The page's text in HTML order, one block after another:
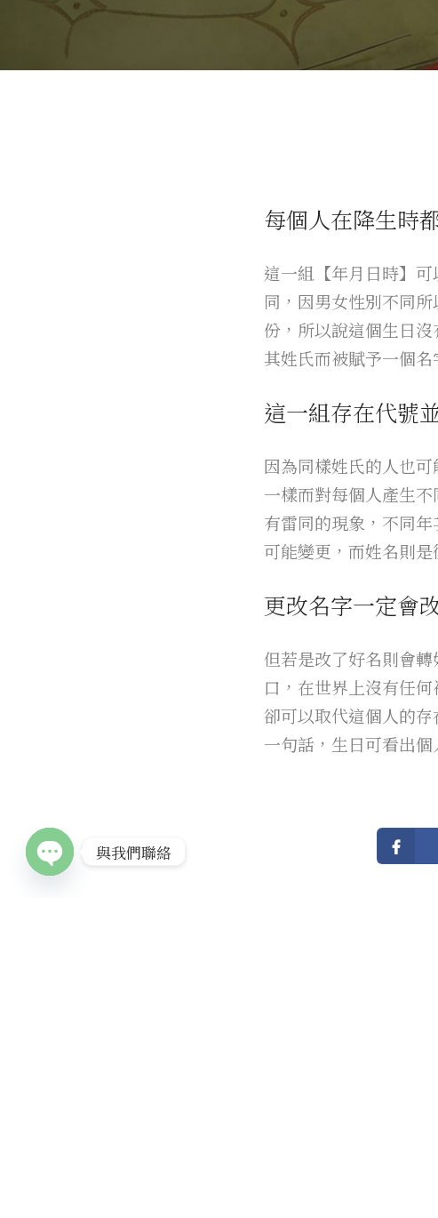
每個人在降生時
這一組【年月日時】
同，因男女性別不同
份，所以說這個生日
其姓氏而被賦予一個名
這一組存在代號
因為同樣姓氏的人也
一樣而對每個人產生
有雷同的現象，不同
可能變更，而姓名則
更改名字一定會
但若是改了好名則會
口，在世界上沒有任
卻可以取代這個人的
一句話，生日可看出
與我們聯絡